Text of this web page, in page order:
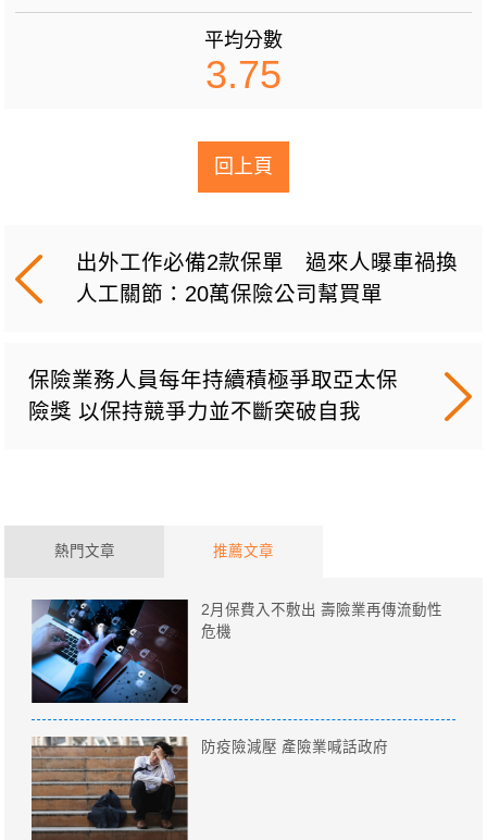
平均分數
3.75
回上頁
出外工作必備2款保單 過來人曝車禍換
人工關節：20萬保險公司幫買單
保險業務人員每年持續積極爭取亞太保
險獎 以保持競爭力並不斷突破自我
熱門文章 推薦文章
2月保費入不敷出 壽險業再傳流動性
危機
防疫險減壓 產險業喊話政府